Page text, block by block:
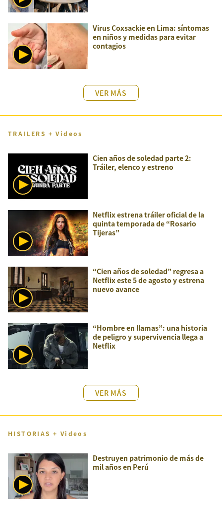
Virus Coxsackie en Lima: síntomas
en niños y medidas para evitar
contagios
VER MÁS
TRAILERS + Videos
Cien años de soledad parte 2:
Tráiler, elenco y estreno
Netflix estrena tráiler oficial de la
quinta temporada de “Rosario
Tijeras”
“Cien años de soledad” regresa a
Netflix este 5 de agosto y estrena
nuevo avance
“Hombre en llamas”: una historia
de peligro y supervivencia llega a
Netflix
VER MÁS
HISTORIAS + Videos
Destruyen patrimonio de más de
mil años en Perú